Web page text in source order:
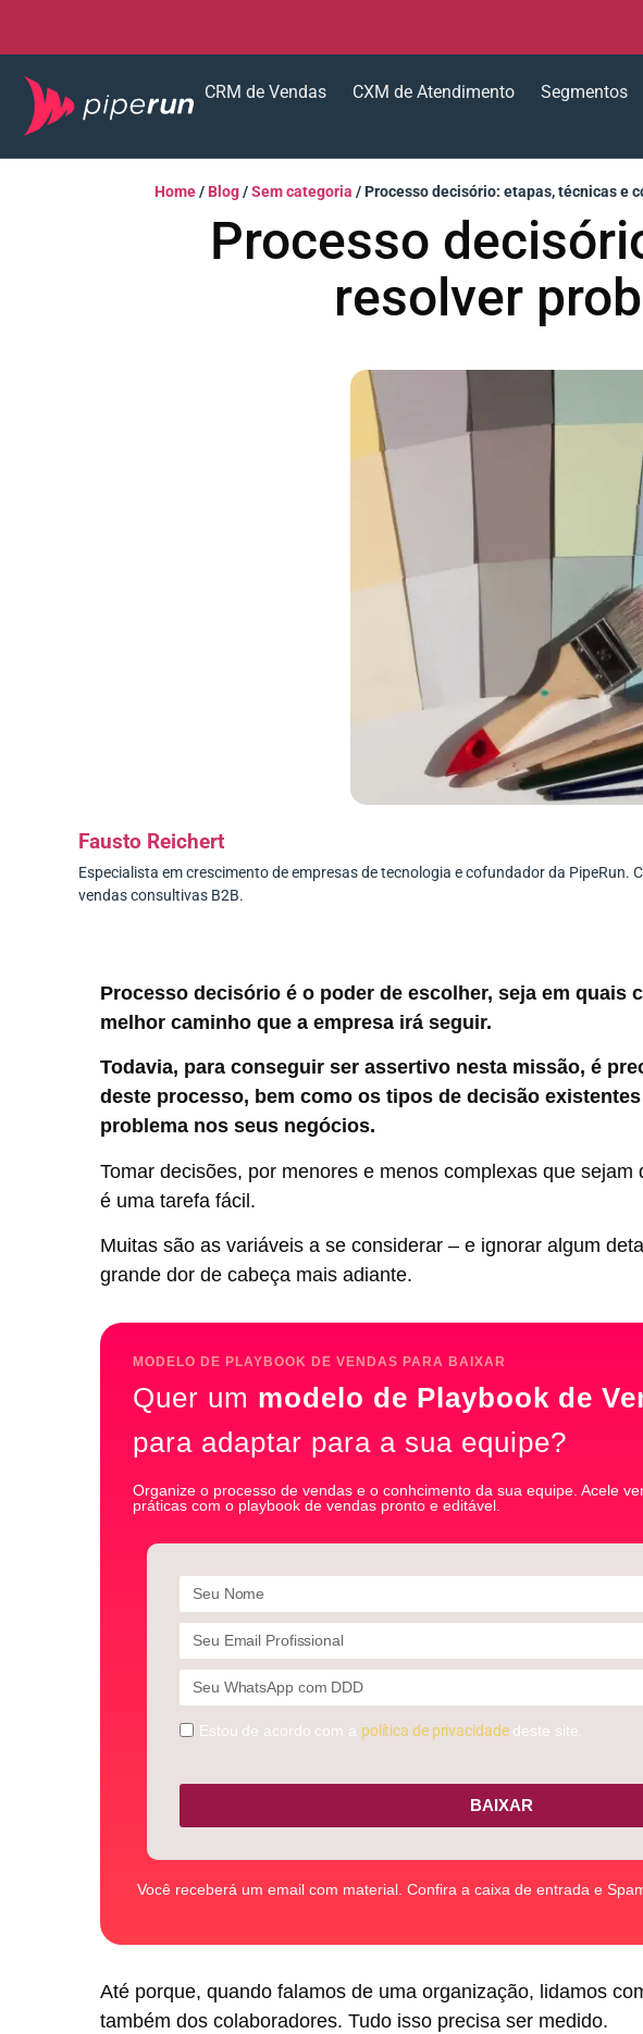
CRM de Vendas CXM de Atendimento Segmentos
Home/ Blog/Sem categoria /Processo decisório: etapas, técnicas e
Processo
resolver
Fausto Reichert
Especialista em crescimento de empresas de tecnologia e cofundador da
vendas consultivas B2B.
Processo decisório é o poder de escolher, seja em quais
melhor caminho que a empresa irá seguir.
Todavia, para conseguir ser assertivo nesta missão, é
deste processo, bem como os tipos de decisão
problema nos seus negócios.
Tomar decisões, por menores e menos complexas que
é uma tarefa fácil.
Muitas são as variáveis a se considerar – e ignorar algum
grande dor de cabeça mais adiante.
MODELO DE PLAYBOOK DE VENDAS PARA BAIXAR
Quer um modelo de Playbook de
para adaptar para a sua equipe?
Organize o processo de vendas e o conhcimento da sua equipe. Acele
práticas com o playbook de vendas pronto e editável.
Estou de acordo com a política de privacidadedeste site.
BAIXAR
Você receberá um email com material. Confira a caixa de entrada e
Até porque, quando falamos de uma organização, lidamos
também dos colaboradores. Tudo isso precisa ser medido.